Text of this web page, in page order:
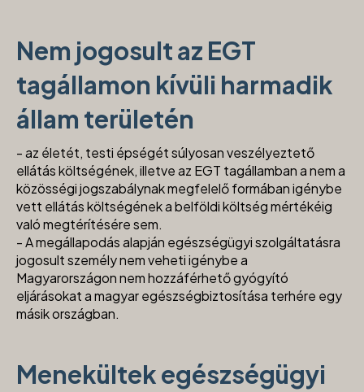
Nem jogosult az EGT
tagállamon kívüli harmadik
állam területén
- az életét, testi épségét súlyosan veszélyeztető
ellátás költségének, illetve az EGT tagállamban a nem a
közösségi jogszabálynak megfelelő formában igénybe
vett ellátás költségének a belföldi költség mértékéig
való megtérítésére sem.
- A megállapodás alapján egészségügyi szolgáltatásra
jogosult személy nem veheti igénybe a
Magyarországon nem hozzáférhető gyógyító
eljárásokat a magyar egészségbiztosítása terhére egy
másik országban.
Menekültek egészségügyi